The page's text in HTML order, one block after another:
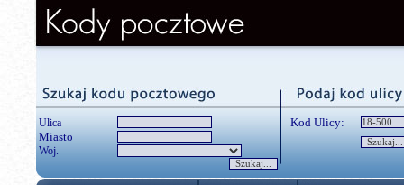
Ulica
Miasto
Woj.
Kod Ulicy: